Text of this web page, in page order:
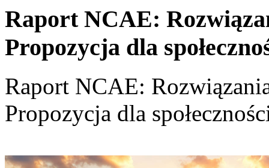
Raport NCAE:
Propozycja dla
Raport NCAE:
Propozycja dla